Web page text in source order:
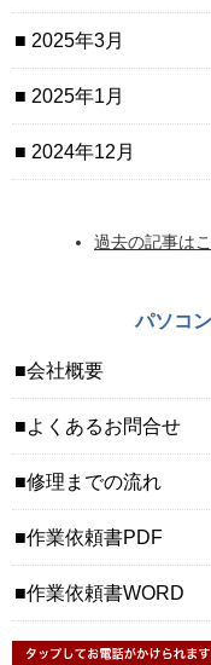
2025年3月
2025年1月
2024年12月
過去の記事は
パソコ
会社概要
よくあるお問合せ
修理までの流れ
作業依頼書PDF
作業依頼書WORD